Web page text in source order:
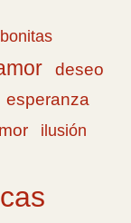
bonitas
deseo
esperanza
ilusión